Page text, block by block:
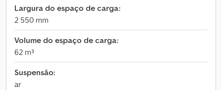
Largura do espaço de carga:
2 550 mm
Volume do espaço de carga:
62 m³
Suspensão:
ar